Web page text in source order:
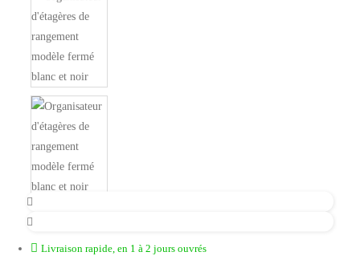
Livraison rapide, en 1 à 2 jours ouvrés